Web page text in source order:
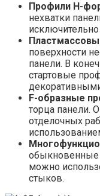
Профили Н-
нехватки
поверхности
панели. В
стартовые
F-образные
торца панели.
отделочных
обыкновенные
можно
стыков.